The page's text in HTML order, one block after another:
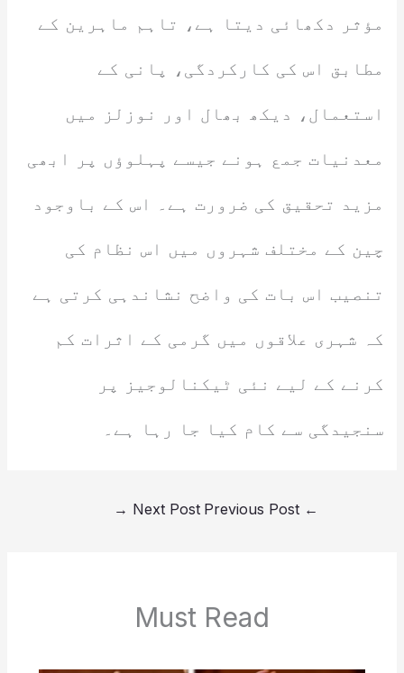
مؤثر دکھائی دیتا ہے، تاہم ماہرین کے
مطابق اس کی کارکردگی، پانی کے
استعمال، دیکھ بھال اور نوزلز میں
معدنیات جمع ہونے جیسے پہلوؤں پر ابھی
مزید تحقیق کی ضرورت ہے۔ اس کے باوجود
چین کے مختلف شہروں میں اس نظام کی
تنصیب اس بات کی واضح نشاندہی کرتی ہے
کہ شہری علاقوں میں گرمی کے اثرات کم
کرنے کے لیے نئی ٹیکنالوجیز پر
سنجیدگی سے کام کیا جا رہا ہے۔
←
Next Post
→
Must Read